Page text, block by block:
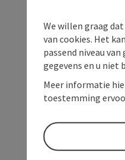
We willen graag
van cookies. Het
passend niveau
gegevens en u niet
Meer informatie
toestemming